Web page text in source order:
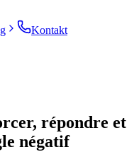
Kontakt
répondre et
négatif